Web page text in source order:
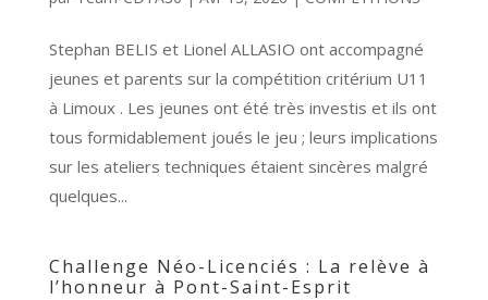
Stephan BELIS et Lionel ALLASIO ont accompagné
jeunes et parents sur la compétition critérium U11
à Limoux . Les jeunes ont été très investis et ils ont
tous formidablement joués le jeu ; leurs implications
sur les ateliers techniques étaient sincères malgré
quelques...
Challenge Néo-Licenciés : La relève à
l’honneur à Pont-Saint-Esprit